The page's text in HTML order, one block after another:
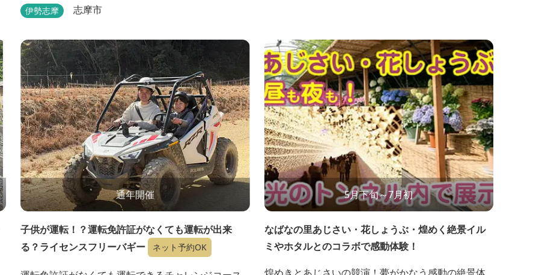
伊勢志摩 志摩市
通年開催
子供が運転！？運転免許証がなくても運転が出来
る？ライセンスフリーバギー
ネット予約OK
5月下旬～7月初
なばなの里あじさい・花しょうぶ・煌めく絶景イル
ミやホタルとのコラボで感動体験！